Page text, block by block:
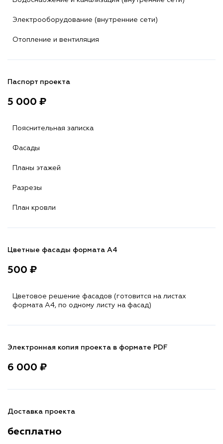
Электрооборудование (внутренние сети)
Отопление и вентиляция
Паспорт проекта
5 000 ₽
Пояснительная записка
Фасады
Планы этажей
Разрезы
План кровли
Цветные фасады формата А4
500 ₽
Цветовое решение фасадов (готовится на листах
формата A4, по одному листу на фасад)
Электронная копия проекта в формате PDF
6 000 ₽
Доставка проекта
бесплатно